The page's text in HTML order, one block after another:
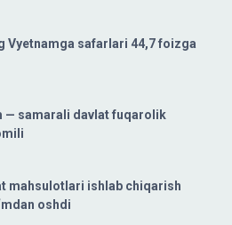
Vyetnamga safarlari 44,7 foizga
— samarali davlat fuqarolik
mahsulotlari ishlab chiqarish
oshdi